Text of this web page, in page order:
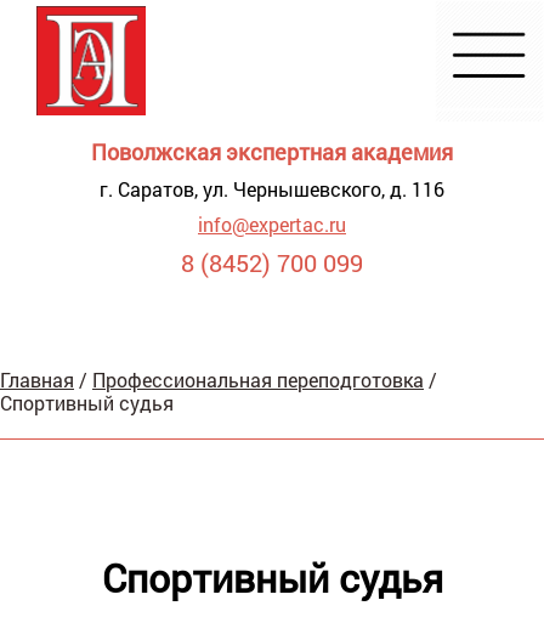
Поволжская экспертная академия
г. Саратов, ул. Чернышевского, д. 116
info@expertac.ru
8 (8452) 700 099
для
Главная / Профессиональная переподготовка /
Спортивный судья
Спортивный судья